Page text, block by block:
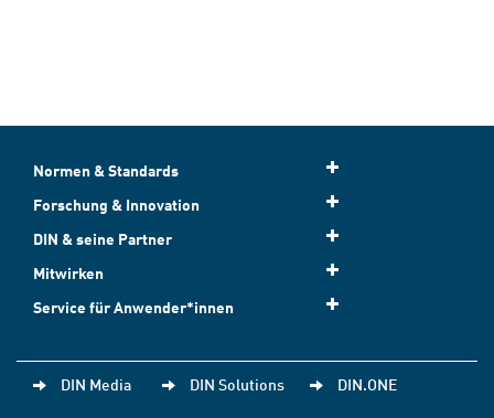
Normen & Standards
Forschung & Innovation
DIN & seine Partner
Mitwirken
Service für Anwender*innen
DIN Media DIN Solutions DIN.ONE